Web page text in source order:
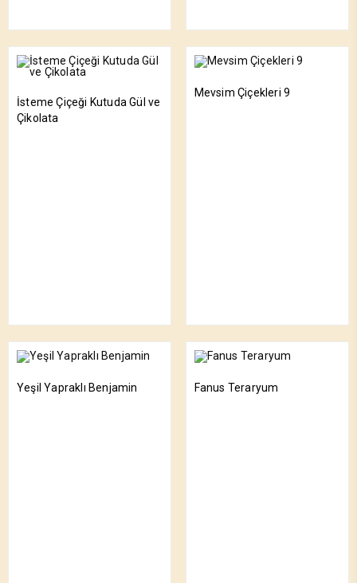
İsteme Çiçeği Kutuda Gül ve
Çikolata
Mevsim Çiçekleri 9
Yeşil Yapraklı Benjamin Fanus Teraryum